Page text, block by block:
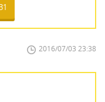
2016/07/03 23:38